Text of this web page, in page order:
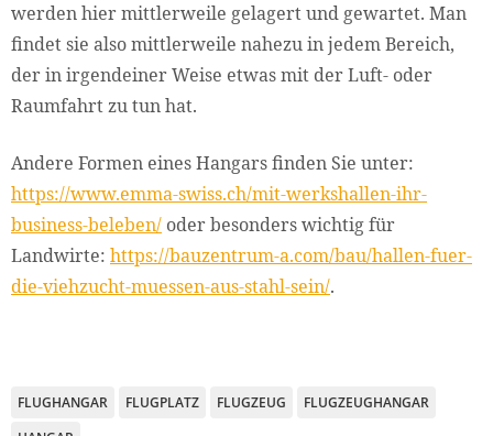
werden hier mittlerweile gelagert und gewartet. Man
findet sie also mittlerweile nahezu in jedem Bereich,
der in irgendeiner Weise etwas mit der Luft- oder
Raumfahrt zu tun hat.
Andere Formen eines Hangars finden Sie unter:
https://www.emma-swiss.ch/mit-werkshallen-ihr-
business-beleben/ oder besonders wichtig für
Landwirte: https://bauzentrum-a.com/bau/hallen-fuer-
die-viehzucht-muessen-aus-stahl-sein/.
FLUGHANGAR FLUGPLATZ FLUGZEUG
FLUGZEUGHANGAR